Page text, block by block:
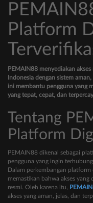
Platform
PEMAIN88 menyediakan
Indonesia dengan sistem
ini membantu pengguna yang
yang tepat, cepat, dan
Tentang
Platform
PEMAIN88 dikenal sebagai
pengguna yang ingin
Dalam perkembangan
memastikan bahwa akses
resmi. Oleh karena itu,
akses yang aman, jelas, dan